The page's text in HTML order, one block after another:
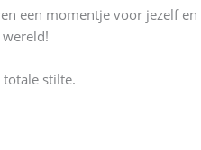
een momentje voor jezelf
stilte.